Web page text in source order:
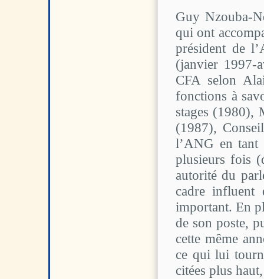
Guy Nzouba-
qui ont
président de
(janvier 1997-
CFA selon
fonctions à
stages (1980),
(1987),
l’ANG en tant
plusieurs fois
autorité du
cadre
important. En
de son poste,
cette même
ce qui lui
citées plus